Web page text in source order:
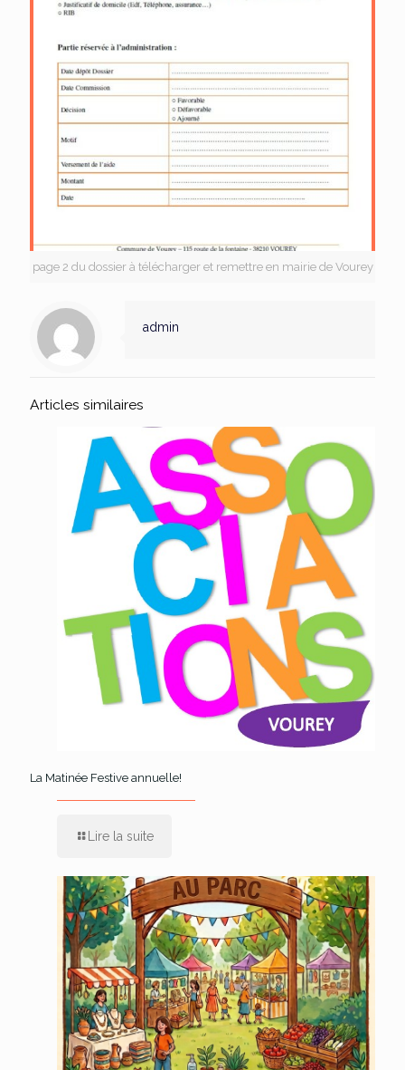
page 2 du dossier à télécharger et remettre en mairie de Vourey
admin
Articles similaires
La Matinée Festive annuelle!
Lire la suite